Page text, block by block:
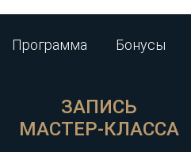
Программа Бонусы
ЗАПИСЬ
МАСТЕР-КЛАССА